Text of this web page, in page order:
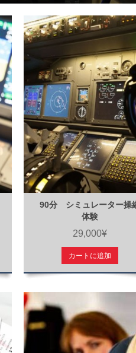
90分 シミュレーター操
体験
29,000¥
カートに追加